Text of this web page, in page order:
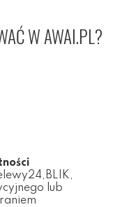
W AWAI.PL?
lub